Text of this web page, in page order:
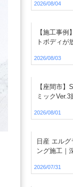
2026/08/04
【施工事
トボディが
2026/08/03
【座間市
ミック
2026/08/01
日産 エル
ング施工｜
2026/07/31